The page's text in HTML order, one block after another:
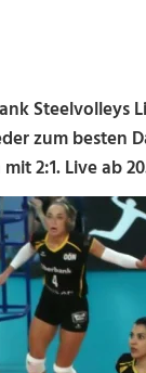
Steelvolleys
zum besten
2:1. Live ab